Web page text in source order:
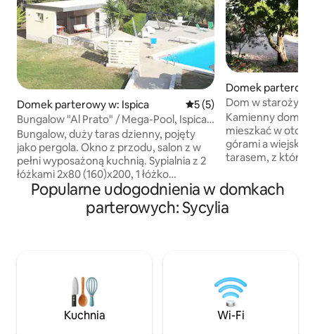
Domek parterowy w: Ispica Średnia ocena: 5 na 5,
5 (5)
Bungalow "Al Prato" / Mega-Pool, Ispica -
Pozzallo
Bungalow, duży taras dzienny, pojęty
jako pergola. Okno z przodu, salon z w
pełni wyposażoną kuchnią. Sypialnia z 2
łóżkami 2x80 (160)x200, 1 łóżko
piętrowe 90x200, 2 dodatkowe łóżko lub
łóżeczko dziecięce, jeśli wymagane.
Pomieszczenie mokre z prysznicem,
natura, basen przed nosem. Kort
tenisowy w pobliżu, dipl. Pola golfowe.
Willa dla 4-14 osób jest również
dostępna.
Domek
Dom w
Kamienny
mieszkać w
górami a wiejską
tarasem, z
ciszy i spokoju o
domu można
Ericina Difali /
miejsca
i historycznego
Popularne udogodnienia w domkach
parterowych: Sycylia
Kuchnia Wi-Fi